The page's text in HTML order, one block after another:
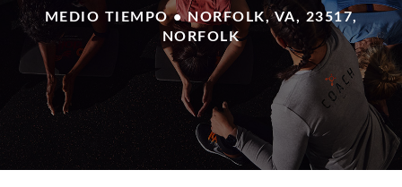
MEDIO TIEMPO • NORFOLK, VA, 23517,
NORFOLK